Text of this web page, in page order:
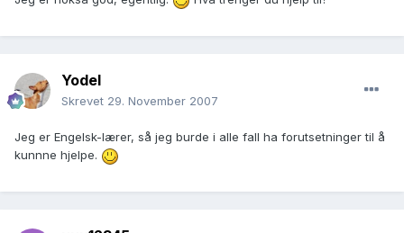
Yodel
Skrevet 29. November 2007
Jeg er Engelsk-lærer, så jeg burde i alle fall ha forutsetninger til å
kunnne hjelpe.